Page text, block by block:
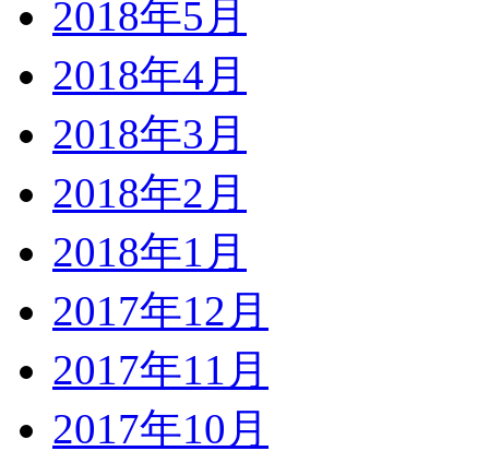
2018年5月
2018年4月
2018年3月
2018年2月
2018年1月
2017年12月
2017年11月
2017年10月